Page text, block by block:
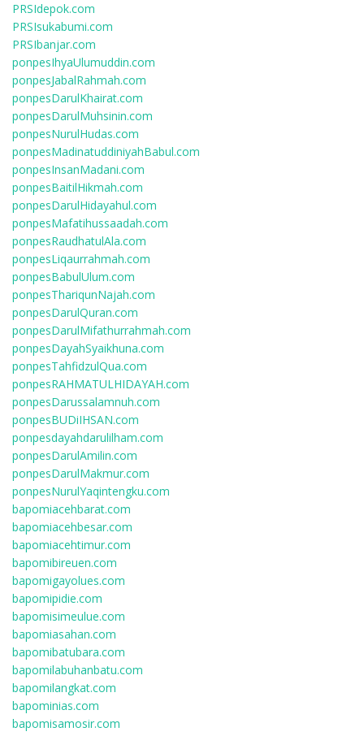
PRSIdepok.com
PRSIsukabumi.com
PRSIbanjar.com
ponpesIhyaUlumuddin.com
ponpesJabalRahmah.com
ponpesDarulKhairat.com
ponpesDarulMuhsinin.com
ponpesNurulHudas.com
ponpesMadinatuddiniyahBabul.com
ponpesInsanMadani.com
ponpesBaitilHikmah.com
ponpesDarulHidayahul.com
ponpesMafatihussaadah.com
ponpesRaudhatulAla.com
ponpesLiqaurrahmah.com
ponpesBabulUlum.com
ponpesThariqunNajah.com
ponpesDarulQuran.com
ponpesDarulMifathurrahmah.com
ponpesDayahSyaikhuna.com
ponpesTahfidzulQua.com
ponpesRAHMATULHIDAYAH.com
ponpesDarussalamnuh.com
ponpesBUDiIHSAN.com
ponpesdayahdarulilham.com
ponpesDarulAmilin.com
ponpesDarulMakmur.com
ponpesNurulYaqintengku.com
bapomiacehbarat.com
bapomiacehbesar.com
bapomiacehtimur.com
bapomibireuen.com
bapomigayolues.com
bapomipidie.com
bapomisimeulue.com
bapomiasahan.com
bapomibatubara.com
bapomilabuhanbatu.com
bapomilangkat.com
bapominias.com
bapomisamosir.com